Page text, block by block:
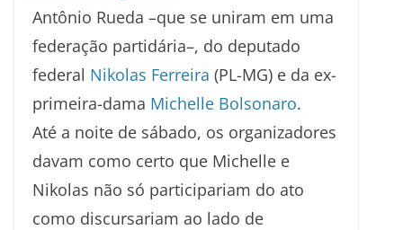
Antônio Rueda –que se uniram em uma
federação partidária–, do deputado
federal Nikolas Ferreira (PL-MG) e da ex-
primeira-dama Michelle Bolsonaro.
Até a noite de sábado, os organizadores
davam como certo que Michelle e
Nikolas não só participariam do ato
como discursariam ao lado de